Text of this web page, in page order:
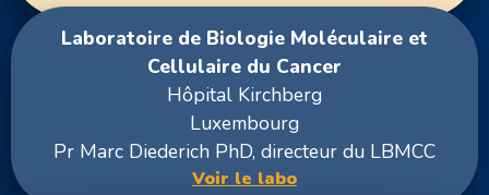
Laboratoire de Biologie Moléculaire et
Cellulaire du Cancer
Hôpital Kirchberg
Luxembourg
Pr Marc Diederich PhD, directeur du LBMCC
Voir le labo